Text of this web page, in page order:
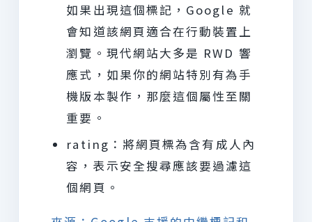
如果出現這個標記，Google 就
會知道該網頁適合在行動裝置上
瀏覽。現代網站大多是 RWD 響
應式，如果你的網站特別有為手
機版本製作，那麼這個屬性至關
重要。
rating：將網頁標為含有成人內
容，表示安全搜尋應該要過濾這
個網頁。